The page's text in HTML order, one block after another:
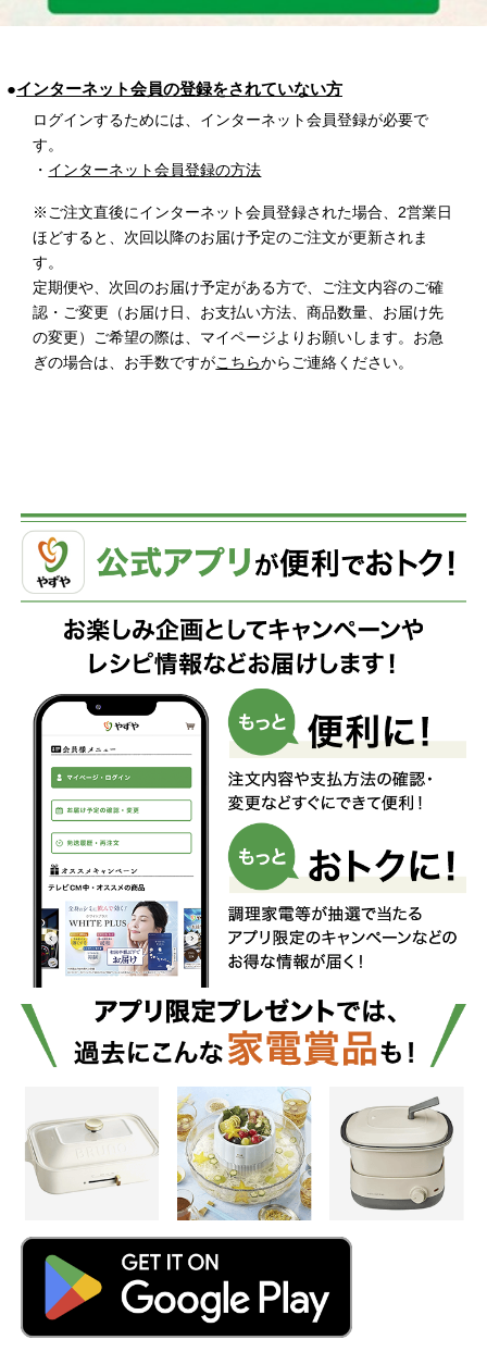
●インターネット会員の登録をされていない方
ログインするためには、インターネット会員登録が必要で
す。
・ インターネット会員登録の方法
※ご注文直後にインターネット会員登録された場合、2営業日
ほどすると、次回以降のお届け予定のご注文が更新されま
す。
定期便や、次回のお届け予定がある方で、ご注文内容のご確
認・ご変更（お届け日、お支払い方法、商品数量、お届け先
の変更）ご希望の際は、マイページよりお願いします。お急
ぎの場合は、お手数ですがこちらからご連絡ください。